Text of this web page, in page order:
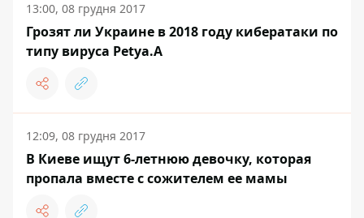
13:00, 08 грудня 2017
Грозят ли Украине в 2018 году кибератаки по
типу вируса Petya.А
12:09, 08 грудня 2017
В Киеве ищут 6-летнюю девочку, которая
пропала вместе с сожителем ее мамы